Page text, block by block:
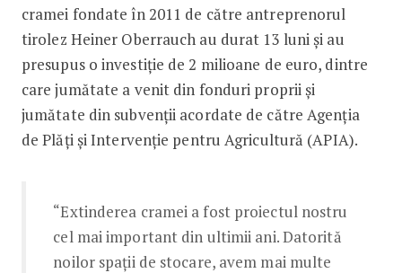
cramei fondate în 2011 de către antreprenorul
tirolez Heiner Oberrauch au durat 13 luni și au
presupus o investiție de 2 milioane de euro, dintre
care jumătate a venit din fonduri proprii și
jumătate din subvenții acordate de către Agenția
de Plăți și Intervenție pentru Agricultură (APIA).
“Extinderea cramei a fost proiectul nostru
cel mai important din ultimii ani. Datorită
noilor spații de stocare, avem mai multe